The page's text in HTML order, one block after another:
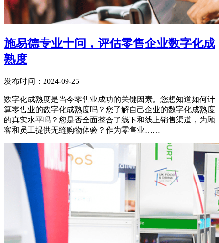
施易德专业十问，评估零售企业数字化成
熟度
发布时间：2024-09-25
数字化成熟度是当今零售业成功的关键因素。您想知道如何计
算零售业的数字化成熟度吗？您了解自己企业的数字化成熟度
的真实水平吗？您是否全面整合了线下和线上销售渠道，为顾
客和员工提供无缝购物体验？作为零售业……